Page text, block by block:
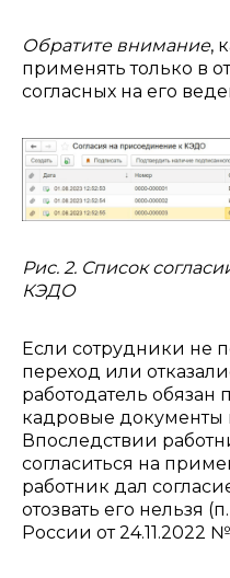
Обратите внимание,
применять только в
согласных на его
Рис. 2. Список
КЭДО
Если сотрудники не
переход или
работодатель обязан
кадровые
Впоследствии
согласиться на
работник дал
отозвать его нельзя
России от 24.11.2022